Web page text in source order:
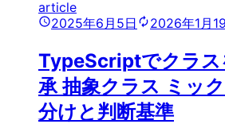
article
2025年6月5日
2026年1月
TypeScriptでクラス
承 抽象クラス ミッ
分けと判断基準